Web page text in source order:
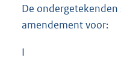
De
amendement voor:
I